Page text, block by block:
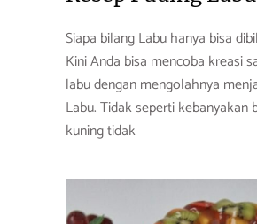
Siapa bilang Labu hanya bisa
Kini Anda bisa mencoba kreasi
labu dengan mengolahnya
Labu. Tidak seperti kebanyakan
kuning tidak